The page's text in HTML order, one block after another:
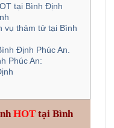
tại Bình Định
vụ thám tử tại Bình
Định Phúc An.
Phúc An:
HOT tại Bình